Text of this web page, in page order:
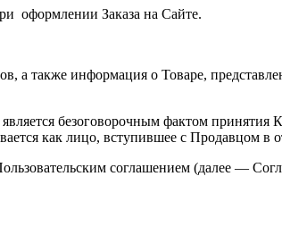
оформлении Заказа на Сайте.
а также информация о Товаре,
безоговорочным фактом
как лицо, вступившее с Продавцом в
соглашением (далее —